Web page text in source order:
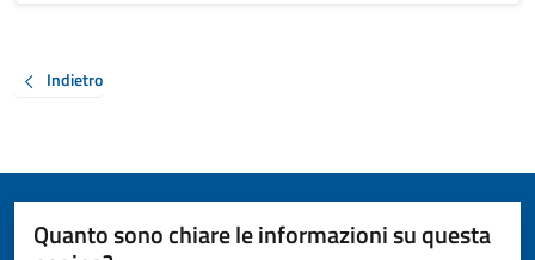
Indietro
Quanto sono chiare le informazioni su questa